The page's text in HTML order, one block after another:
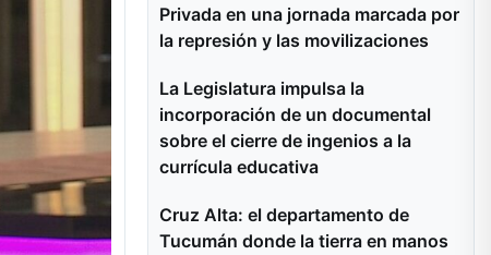
Privada en una jornada marcada por
la represión y las movilizaciones
La Legislatura impulsa la
incorporación de un documental
sobre el cierre de ingenios a la
currícula educativa
Cruz Alta: el departamento de
Tucumán donde la tierra en manos